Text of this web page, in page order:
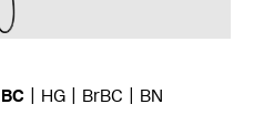
BC HG BrBC BN